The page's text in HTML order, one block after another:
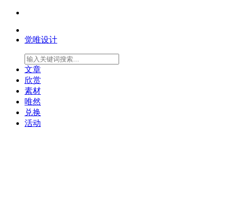
觉唯设计
文章
欣赏
素材
唯然
兑换
活动